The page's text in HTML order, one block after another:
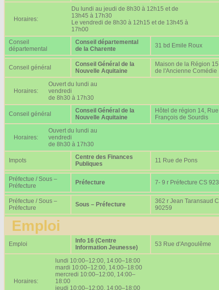
Horaires:
Du lundi au jeudi de 8h30 à 12h15 et de
13h45 à 17h30
Le vendredi de 8h30 à 12h15 et de 13h45 à
17h00
Conseil
départemental
Conseil départemental
de la Charente
31 bd Emile Roux
Conseil général
Conseil Général de la
Nouvelle Aquitaine
Maison de la Région
de l'Ancienne Comédie
Horaires:
Ouvert du lundi au
vendredi
de 8h30 à 17h30
Conseil général
Conseil Général de la
Nouvelle Aquitaine
Hôtel de région 14, Rue
François de Sourdis
Horaires:
Ouvert du lundi au
vendredi
de 8h30 à 17h30
Impots
Centre des Finances
Publiques
11 Rue de Pons
Préfectue / Sous –
Préfecture
Préfecture 7- 9 r Préfecture CS
Préfectue / Sous –
Préfecture
Sous – Préfecture
362 r Jean Taransaud
90259
Emploi
Emploi
Info 16 (Centre
Information Jeunesse)
53 Rue d'Angoulême
Horaires:
lundi 10:00–12:00, 14:00–18:00
mardi 10:00–12:00, 14:00–18:00
mercredi 10:00–12:00, 14:00–
18:00
jeudi 10:00–12:00, 14:00–18:00